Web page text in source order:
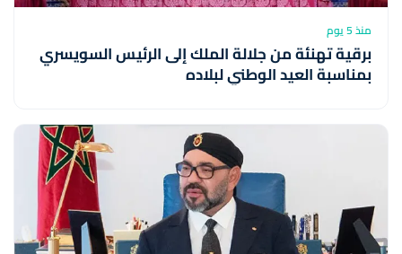
منذ 5 يوم
برقية تهنئة من جلالة الملك إلى الرئيس السويسري
بمناسبة العيد الوطني لبلاده